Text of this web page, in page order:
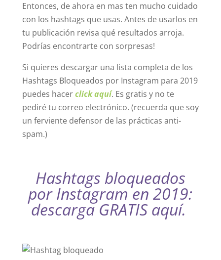
Entonces, de ahora en mas ten mucho cuidado
con los hashtags que usas. Antes de usarlos en
tu publicación revisa qué resultados arroja.
Podrías encontrarte con sorpresas!
Si quieres descargar una lista completa de los
Hashtags Bloqueados por Instagram para 2019
puedes hacerclick aquí. Es gratis y no te
pediré tu correo electrónico. (recuerda que soy
un ferviente defensor de las prácticas anti-
spam.)
Hashtags bloqueados
por Instagram en 2019:
descarga GRATIS aquí.